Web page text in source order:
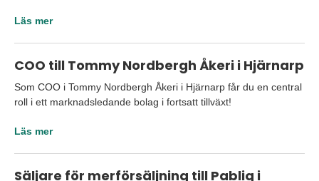
Läs mer
COO till Tommy Nordbergh Åkeri i Hjärnarp
Som COO i Tommy Nordbergh Åkeri i Hjärnarp får du en central
roll i ett marknadsledande bolag i fortsatt tillväxt!
Läs mer
Säljare för merförsäljning till Pabliq i